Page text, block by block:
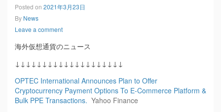
Posted on 2021年3月23日
By News
Leave a comment
海外仮想通貨のニュース
↓↓↓↓↓↓↓↓↓↓↓↓↓↓↓↓↓↓↓↓
OPTEC International Announces Plan to Offer
Cryptocurrency Payment Options To E-Commerce Platform &
Bulk PPE Transactions. Yahoo Finance